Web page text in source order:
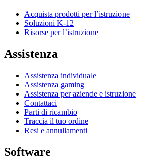
Acquista prodotti per l’istruzione
Soluzioni K-12
Risorse per l’istruzione
Assistenza
Assistenza individuale
Assistenza gaming
Assistenza per aziende e istruzione
Contattaci
Parti di ricambio
Traccia il tuo ordine
Resi e annullamenti
Software